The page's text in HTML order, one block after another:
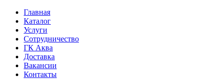
Главная
Каталог
Услуги
Сотрудничество
ГК Аква
Доставка
Вакансии
Контакты